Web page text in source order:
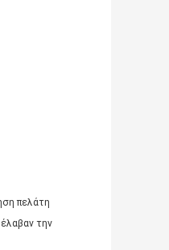
πελάτη
την